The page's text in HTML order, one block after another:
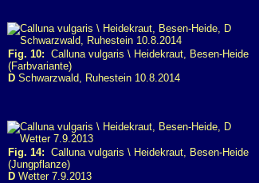
Fig. 10: Calluna vulgaris \ Heidekraut, Besen-Heide
(Farbvariante)
D Schwarzwald, Ruhestein 10.8.2014
Fig. 14: Calluna vulgaris \ Heidekraut, Besen-Heide
(Jungpflanze)
D Wetter 7.9.2013